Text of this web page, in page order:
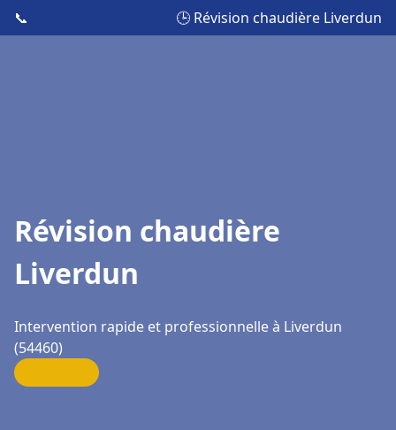
📞 🕒 Révision chaudière Liverdun
Révision chaudière
Liverdun
Intervention rapide et professionnelle à Liverdun
(54460)